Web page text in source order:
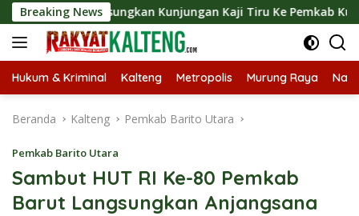
Langsung
ke
konten
Breaking NewsKunjungan Kaji Tiru Ke Pemkab Kulon Progo
Hukum & Kriminal Kalteng Metropolis Murung Raya
Beranda Kalteng Pemkab Barito Utara
Pemkab Barito Utara
Sambut HUT RI Ke-80 Pemkab
Barut Langsungkan Anjangsana